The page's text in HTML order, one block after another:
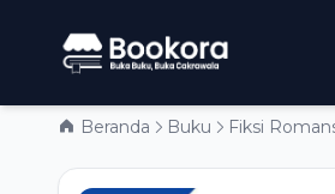
Beranda Buku Fiksi